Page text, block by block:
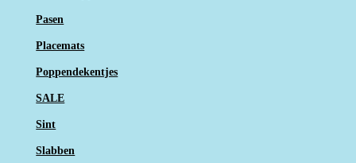
Pasen
Placemats
Poppendekentjes
SALE
Sint
Slabben